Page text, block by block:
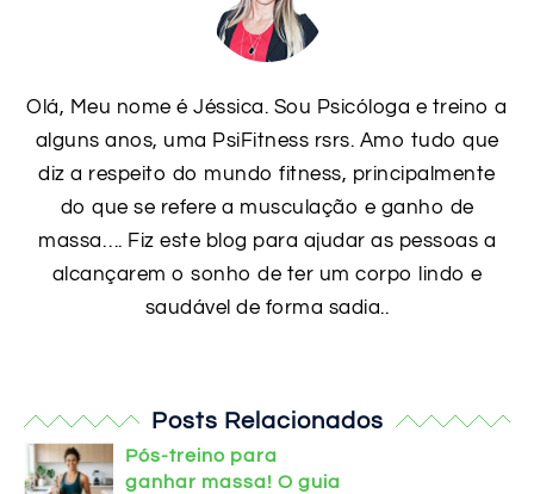
Olá, Meu nome é Jéssica. Sou Psicóloga e treino a
alguns anos, uma PsiFitness rsrs. Amo tudo que
diz a respeito do mundo fitness, principalmente
do que se refere a musculação e ganho de
massa…. Fiz este blog para ajudar as pessoas a
alcançarem o sonho de ter um corpo lindo e
saudável de forma sadia..
Posts Relacionados
Pós-treino para
ganhar massa! O guia